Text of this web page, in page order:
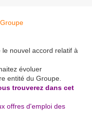
nouvel accord relatif à
évoluer
entité du Groupe.
trouverez dans cet
offres d'emploi des